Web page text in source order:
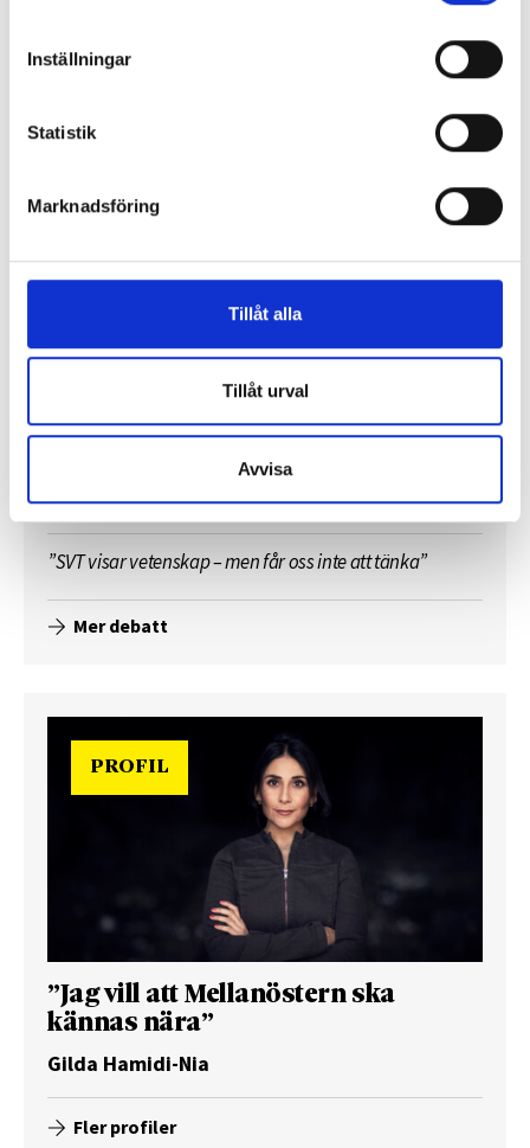
Inställningar
Statistik
Marknadsföring
Tillåt alla
Tillåt urval
Avvisa
Debatt
infrastruktur”
Replik: ”Public service-bolagen behöver Tiktok och
Instagram för att nå hela befolkningen”
”Public service behöver återta ägandet från
Replik: ”Tv-mediet har svårare att bära verklig
”SVT visar vetenskap – men får oss inte att tänka”
Mer debatt
PROFIL
”Jag vill att Mellanöstern ska
kännas nära”
Gilda Hamidi-Nia
Fler profiler